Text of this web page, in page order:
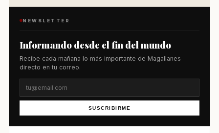
NEWSLETTER
Informando desde el fin del mundo
Recibe cada mañana lo más importante de Magallanes
directo en tu correo.
SUSCRIBIRME